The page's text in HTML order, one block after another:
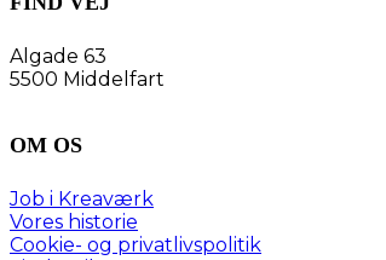
Algade 63
5500 Middelfart
OM OS
Job i Kreaværk
Vores historie
Cookie- og privatlivspolitik